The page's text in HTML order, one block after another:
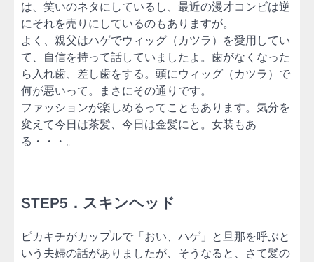
は、笑いのネタにしているし、最近の漫才コンビは逆
にそれを売りにしているのもありますが。
よく、親父はハゲでウィッグ（カツラ）を愛用してい
て、自信を持って話していましたよ。歯がなくなった
ら入れ歯、差し歯をする。頭にウィッグ（カツラ）で
何が悪いって。まさにその通りです。
ファッションが楽しめるってこともあります。気分を
変えて今日は茶髪、今日は金髪にと。女装もあ
る・・・。
STEP5．スキンヘッド
ピカキチがカップルで「おい、ハゲ」と旦那を呼ぶと
いう夫婦の話がありましたが、そうなると、さて髪の